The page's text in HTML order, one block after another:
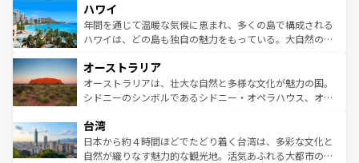
ば市内交通費無料で観光を楽しむこともできる。 なお、新
着のスイス情報はコンテンツ一覧 を参照してほしい。
のような巨大都市は、観光、ショッピング、エンターテイ
ンメントが詰まった刺激的なスポットだ。一方、アメリカ
西部には大自然が広がり、グランドキャニオンやイエロー
部のニューオーリンズでは、音楽と美食が融合した独特の
文化が魅力。旅行者はアメリカの各地域で異なる魅力を楽
しみながら、その多様性と豊かな歴史を感じることができ
ならではの贅沢な旅のスタイルだ。 なお、新着のアメリカ
情報はコンテンツ一覧を参照してほしい。
ハワイ
年間を通じて温暖な気候に恵まれ、多くの島で構成される
ハワイは、どの島も独自の魅力をもっている。大自然の神
ワイ島は見逃せない。また、定番の観光地といえばオアフ
島だが、静かな自然を求めるならマウイ島やカウアイ島が
おすすめ。エメラルドグリーンに輝く海をはじめ、豊かな
れるおもてなしの心で訪れる人々を迎えてくれるハワイの
人々、おいしいローカルフードやハワイアンミュージッ
ク、伝統的なフラダンスなど、すべてがハワイの魅力を彩
オーストラリア
オーストラリアは、壮大な自然と多様な文化が魅力の国。
シドニーのシンボルであるシドニー・オペラハウス、オー
リアリーフや大陸中央部にそびえるウルル（エアーズロッ
ク）、タスマニアの美しい原生林やケアンズの熱帯雨林な
ど、見どころがたくさん。また、カフェやワイン、オージ
台湾
日本から約４時間ほどでたどり着く台湾は、多彩な文化と
自然が織りなす魅力的な観光地。活気あふれる大都市の台